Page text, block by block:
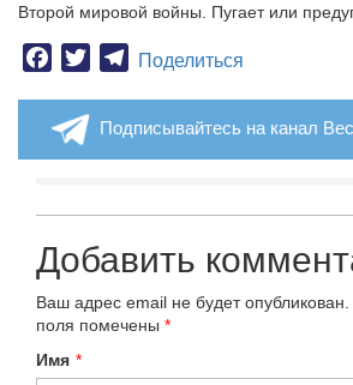
Второй мировой войны. Пугает или
Facebook
TwitterTelegram
Поделиться
Подписывайтесь на канал
Добавить
Ваш адрес email не будет опубликован.
поля помечены *
Имя *